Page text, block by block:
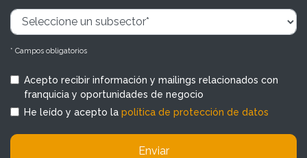
* Campos obligatorios
Acepto recibir información y mailings relacionados con
franquicia y oportunidades de negocio
He leído y acepto la política de protección de datos
Enviar